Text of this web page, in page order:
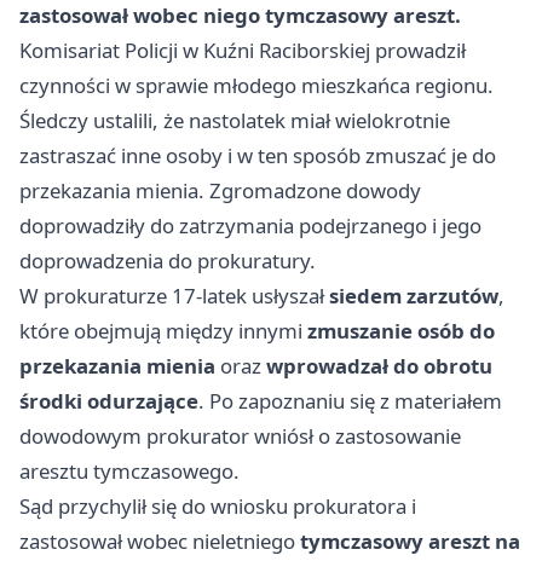
zastosował wobec niego tymczasowy areszt.
Komisariat Policji w Kuźni Raciborskiej prowadził
czynności w sprawie młodego mieszkańca regionu.
Śledczy ustalili, że nastolatek miał wielokrotnie
zastraszać inne osoby i w ten sposób zmuszać je do
przekazania mienia. Zgromadzone dowody
doprowadziły do zatrzymania podejrzanego i jego
doprowadzenia do prokuratury.
W prokuraturze 17-latek usłyszałsiedem zarzutów,
które obejmują między innymi zmuszanie osób do
przekazania mienia orazwprowadzał do obrotu
środki odurzające. Po zapoznaniu się z materiałem
dowodowym prokurator wniósł o zastosowanie
aresztu tymczasowego.
Sąd przychylił się do wniosku prokuratora i
zastosował wobec nieletniegotymczasowy areszt na